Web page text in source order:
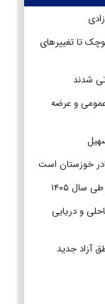
تا تغییرهای
شدند
و عرضه
خوزستان است
۱۴۰۵
و دریایی
آزاد جدید